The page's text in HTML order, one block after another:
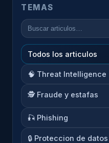
TEMAS
Todos los articulos
🧠 Threat Intelligence
🕵️ Fraude y estafas
🎣 Phishing
🔒 Proteccion de datos